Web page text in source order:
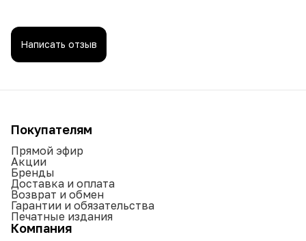
Написать отзыв
Покупателям
Прямой эфир
Акции
Бренды
Доставка и оплата
Возврат и обмен
Гарантии и обязательства
Печатные издания
Компания